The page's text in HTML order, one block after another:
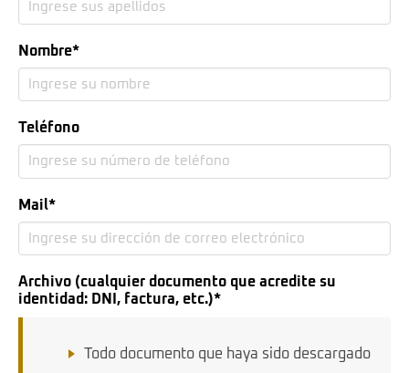
Nombre*
Teléfono
Mail*
Archivo (cualquier documento que acredite su
identidad: DNI, factura, etc.)*
Todo documento que haya sido descargado